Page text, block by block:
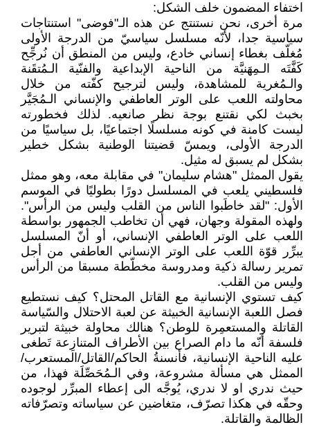
اختفاء المضمون خلف الشكل:
مرة أخرى، نحن نستنتج عن هذه الـ"فوضى" استنتاجات
سياسية جدا، لأنّه مسلسل سياسيّ من الدرجة الأولى
مُغلّف بغطاء إنساني خادع، وليس من المنطق أن نُرجِّح
كَفَّتَه الـمِهَنيَّة من الناحية الإبداعية والفنّية الـمُتقَنة
والـمُغرية للمشاهدة، وليس لترجيح كفّته من خلال
محاولته اللعب على الوتر العاطفي والإنساني الـمُجَيَّر
بخبث لكي نقتنع بوجة نظر صانعيه. لذلك فخطورته
ليست كامنة في كونه مسلسلًا اجتماعيًا، بل سياسيًا من
الدرجة الأولى، ويمسّ قضيتنا الوطنية بشكل خطير
بشكل لم يسبق له مثيل.
يقول الممثل "هشام سليمان" في مقابلة معه، وهو ممثل
فلسطيني يلعب في المسلسل دورًا بطوليًا في الموسم
الأول: "لقد خاطَبوا الناس من القلب وليس من الرأس".
ولهذه المقولة وجهان، فهي أن تخاطب الجمهور بواسطة
اللعب على الوتر العاطفي الإنساني، أو أنّ المسلسل
يبرِّر قوّة اللعب على الوتر الإنساني العاطفي من أجل
تمرير رسالة ذكية ومدروسة مخطّطة مسبقا من الرأس
وليس من القلب.
كيف تستوي الإنسانية مع القاتل المحتل؟ كيف نستطيع
فصل اللعبة الإنسانية الخبيثة عن لعبة الاحتلال والسّياسة
القاتلة والمستعمِرة للوطن؟ هنالك محاولة خبيثة لتبرير
فلسفة أنّه ما دام الصراع بين الأطراف المتنازِعة تَطغى
عليه الناحية الإنسانية، فأنسنةُ الحاكم/القاتل/المستعرب/
الممثل هي مسألة مشروعة، وفي الـمُحَصِّلَة فهذا، من
حيث ندري او لا ندري، يُوجَّه الى إعطاء المبرِّر لوجوده
وحقّه في هكذا تصرّف، متغاضين عن سياساته وتصرّفاته
الظالمة والقاتلة.